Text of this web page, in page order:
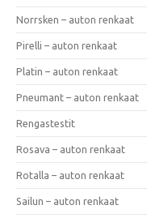
Norrsken – auton renkaat
Pirelli – auton renkaat
Platin – auton renkaat
Pneumant – auton renkaat
Rengastestit
Rosava – auton renkaat
Rotalla – auton renkaat
Sailun – auton renkaat